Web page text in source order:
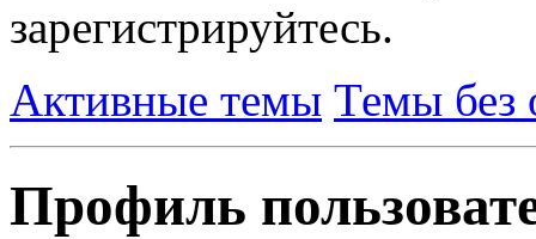
зарегистрируйтесь.
Активные темы Темы без
Профиль